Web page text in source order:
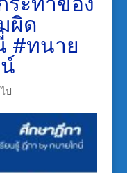
ผิด
#ทนาย
ป